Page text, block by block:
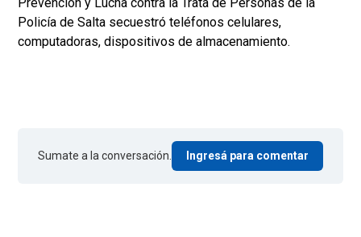
Policía de Salta secuestró teléfonos celulares,
computadoras, dispositivos de almacenamiento.
Sumate a la conversación. Ingresá para comentar